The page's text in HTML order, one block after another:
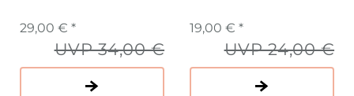
UVP 34,00 €
29,00 € *
UVP 24,00 €
19,00 € *